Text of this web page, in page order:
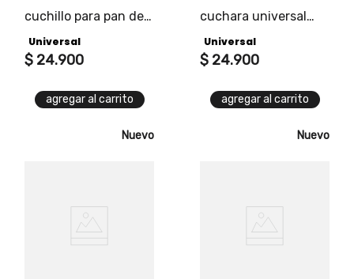
cuchillo para pan de
black
Universal
$ 24.900
agregar al carrito
cuchara universal
Universal
$ 24.900
agregar al carrito
Nuevo Nuevo